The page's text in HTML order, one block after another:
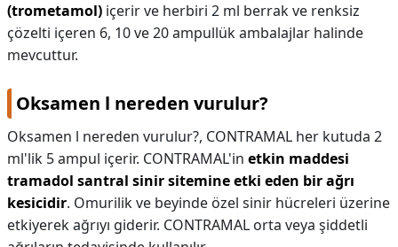
(trometamol) içerir ve herbiri 2 ml berrak ve renksiz
çözelti içeren 6, 10 ve 20 ampullük ambalajlar halinde
mevcuttur.
Oksamen l nereden vurulur?
Oksamen l nereden vurulur?, CONTRAMAL her kutuda 2
ml'lik 5 ampul içerir. CONTRAMAL'in etkin maddesi
tramadol santral sinir sitemine etki eden bir ağrı
kesicidir. Omurilik ve beyinde özel sinir hücreleri üzerine
etkiyerek ağrıyı giderir. CONTRAMAL orta veya şiddetli